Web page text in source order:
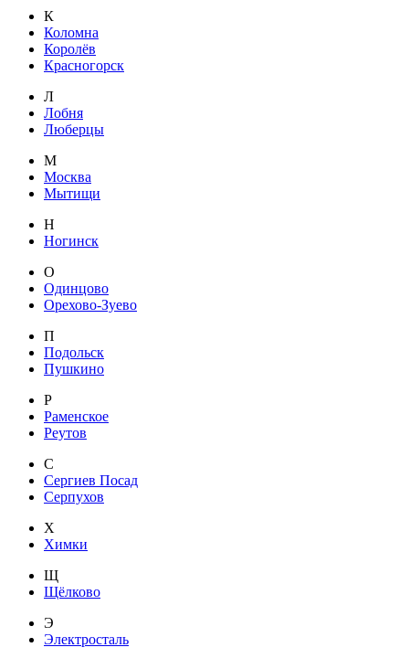
К
Коломна
Королёв
Красногорск
Л
Лобня
Люберцы
М
Москва
Мытищи
Н
Ногинск
О
Одинцово
Орехово-Зуево
П
Подольск
Пушкино
Р
Раменское
Реутов
С
Сергиев Посад
Серпухов
Х
Химки
Щ
Щёлково
Э
Электросталь